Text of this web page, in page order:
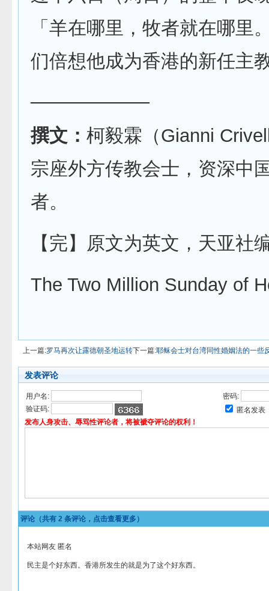
「羊在哪里，牧者就在哪里
们倍想他成为香港的新任主
─────────
撰文： 柯毅霖（Gianni
宗座外方传教会士，资深中
者。
【完】原文为英文，天亚社
The Two Million Sunday of
上一篇:罗马再次让露德朝圣地运转下一篇:耶稣会士对台湾同性婚姻法的一些
发表评论
用户名:
密码:
验证码:
匿名发表
发布人身攻击、辱骂性评论者，将被褫夺评论的权利！
评论（共有 2 条评论，点击查看更多）
本站网友 匿名
民主是个好东西。香港所发生的就是为了这个好东西。